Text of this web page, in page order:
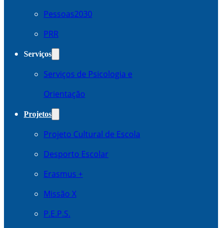
Pessoas2030
PRR
Serviços
Serviços de Psicologia e
Orientação
Projetos
Projeto Cultural de Escola
Desporto Escolar
Erasmus +
Missão X
P.E.P.S.